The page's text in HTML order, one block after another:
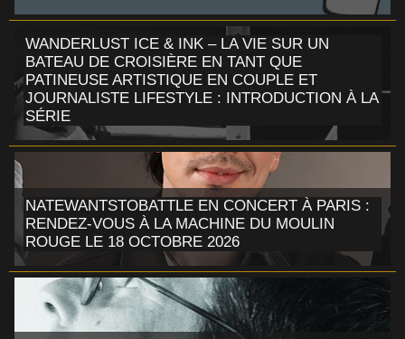
WANDERLUST ICE & INK – LA VIE SUR UN
BATEAU DE CROISIÈRE EN TANT QUE
PATINEUSE ARTISTIQUE EN COUPLE ET
JOURNALISTE LIFESTYLE : INTRODUCTION À LA
SÉRIE
NATEWANTSTOBATTLE EN CONCERT À PARIS :
RENDEZ-VOUS À LA MACHINE DU MOULIN
ROUGE LE 18 OCTOBRE 2026